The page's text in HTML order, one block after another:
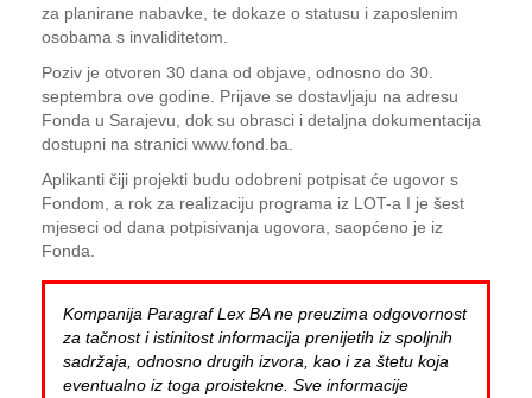
za planirane nabavke, te dokaze o statusu i zaposlenim
osobama s invaliditetom.
Poziv je otvoren 30 dana od objave, odnosno do 30.
septembra ove godine. Prijave se dostavljaju na adresu
Fonda u Sarajevu, dok su obrasci i detaljna dokumentacija
dostupni na stranici www.fond.ba.
Aplikanti čiji projekti budu odobreni potpisat će ugovor s
Fondom, a rok za realizaciju programa iz LOT-a I je šest
mjeseci od dana potpisivanja ugovora, saopćeno je iz
Fonda.
Kompanija Paragraf Lex BA ne preuzima odgovornost
za tačnost i istinitost informacija prenijetih iz spoljnih
sadržaja, odnosno drugih izvora, kao i za štetu koja
eventualno iz toga proistekne. Sve informacije